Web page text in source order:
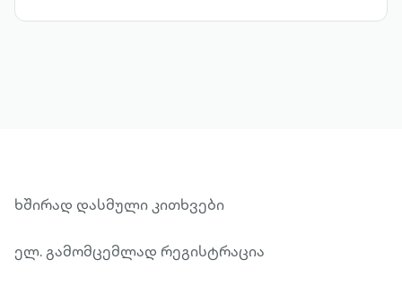
ხშირად დასმული კითხვები
ელ. გამომცემლად რეგისტრაცია